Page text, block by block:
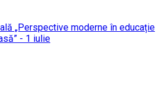
„Perspective moderne în educație
- 1 iulie